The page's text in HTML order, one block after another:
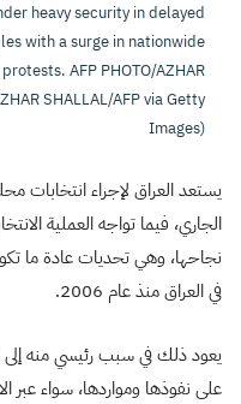
heavy security in delayed
with a surge in nationwide
AFP PHOTO/AZHAR
SHALLAL/AFP via Getty
Images)
الجاري، فيما تواجه العملية
نجاحها، وهي تحديات عادة ما
في العراق منذ عام 2006.
يعود ذلك في سبب رئيسي منه إلى
على نفوذها ومواردها، سواء عبر